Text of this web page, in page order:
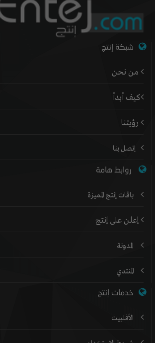
شبكة إنتج
من نحن
كيف أبدأ
رؤيتنا
إتصل بنا
روابط هامة
باقات إنتج المميزة
إعلن على إنتج
المدونة
المنتدي
خدمات إنتج
الأفلييت